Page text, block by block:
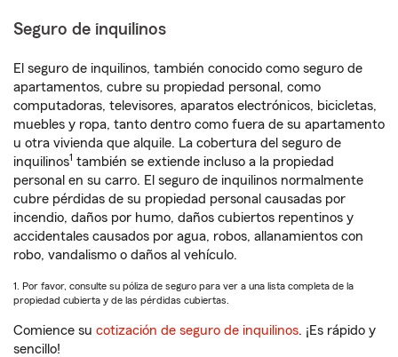
Seguro de inquilinos
El seguro de inquilinos, también conocido como seguro de
apartamentos, cubre su propiedad personal, como
computadoras, televisores, aparatos electrónicos, bicicletas,
muebles y ropa, tanto dentro como fuera de su apartamento
u otra vivienda que alquile. La cobertura del seguro de
inquilinos1 también se extiende incluso a la propiedad
personal en su carro. El seguro de inquilinos normalmente
cubre pérdidas de su propiedad personal causadas por
incendio, daños por humo, daños cubiertos repentinos y
accidentales causados por agua, robos, allanamientos con
robo, vandalismo o daños al vehículo.
1. Por favor, consulte su póliza de seguro para ver a una lista completa de la
propiedad cubierta y de las pérdidas cubiertas.
Comience su cotización de seguro de inquilinos. ¡Es rápido y
sencillo!